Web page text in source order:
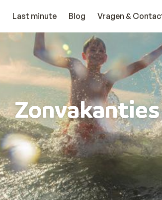
Last minute Blog Vragen &